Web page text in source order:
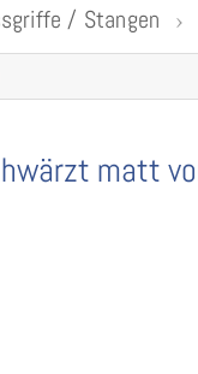
/ Stangen
matt